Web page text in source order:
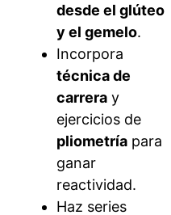
desde el glúteo
y el gemelo.
Incorpora
técnica de
carrera y
ejercicios de
pliometría para
ganar
reactividad.
Haz series